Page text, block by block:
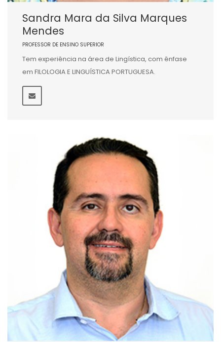
Sandra Mara da Silva Marques
Mendes
PROFESSOR DE ENSINO SUPERIOR
Tem experiência na área de Lingística, com ênfase
em FILOLOGIA E LINGUÍSTICA PORTUGUESA.